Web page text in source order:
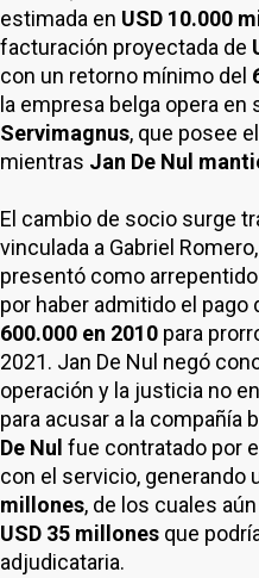
estimada en USD 10.000
facturación proyectada de
con un retorno mínimo del
la empresa belga opera en
Servimagnus, que posee el
mientras Jan De Nul
El cambio de socio surge
vinculada a Gabriel
presentó como
por haber admitido el pago
600.000 en 2010 para
2021. Jan De Nul negó
operación y la justicia no
para acusar a la compañía
De Nul fue contratado por
con el servicio, generando
millones, de los cuales
USD 35 millones que
adjudicataria.